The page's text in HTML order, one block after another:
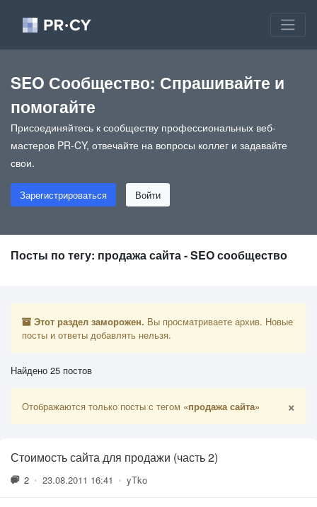
SEO Сообщество: Спрашивайте и
помогайте
Присоединяйтесь к сообществу профессиональных веб-
мастеров PR-CY, отвечайте на вопросы коллег и задавайте
свои.
Зарегистрироваться Войти
Посты по тегу: продажа сайта - SEO сообщество
Этот раздел заморожен. Вы просматриваете архив. Новые
посты и ответы добавлять нельзя.
Найдено 25 постов
Отображаются только посты с тегом «продажа сайта» ×
Стоимость сайта для продажи (часть 2)
2 • 23.08.2011 16:41 • yTko